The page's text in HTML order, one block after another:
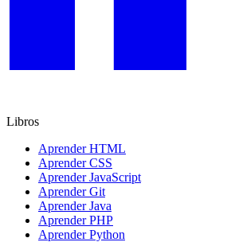
Libros
Aprender HTML
Aprender CSS
Aprender JavaScript
Aprender Git
Aprender Java
Aprender PHP
Aprender Python